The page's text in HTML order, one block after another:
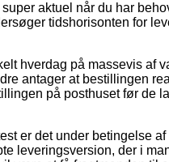
aktuel når du har
tidshorisonten for
hverdag på massevis af
antager at bestillingen
på posthuset før de
er det under betingelse
leveringsversion, der i